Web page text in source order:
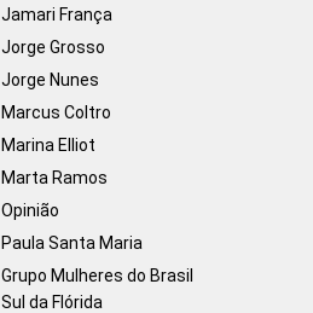
Jamari França
Jorge Grosso
Jorge Nunes
Marcus Coltro
Marina Elliot
Marta Ramos
Opinião
Paula Santa Maria
Grupo Mulheres do Brasil
Sul da Flórida